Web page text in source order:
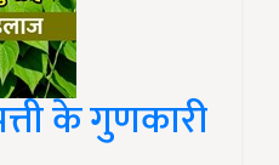
के गुणकारी